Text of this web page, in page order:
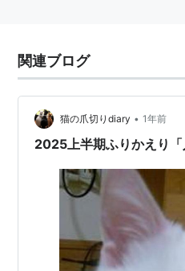
関連ブログ
猫の爪切りdiary • 1年前
2025上半期ふりかえり「